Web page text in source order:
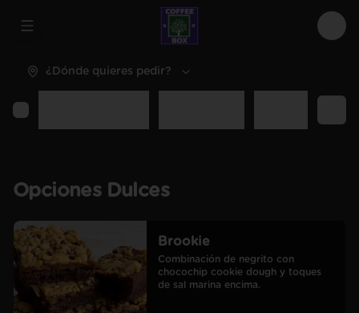
Abrir menu de navegación
¿Dónde quieres pedir?
Opciones Dulces
Brookie
Combinación de negrito con
chocochip cookie dough y toques
de sal marina encima.